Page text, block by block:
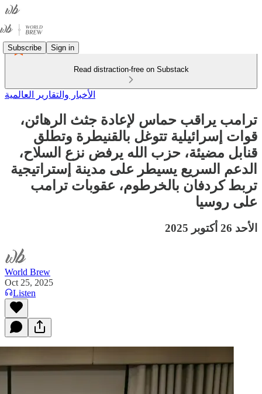
Subscribe Sign in
Read distraction-free on Substack
الأخبار والتقارير العالمية
ترامب يراقب حماس لإعادة جثث الرهائن،
قوات إسرائيلية تتوغل بالقنيطرة وتطلق
قنابل مضيئة، حزب الله يرفض نزع السلاح،
الدعم السريع يسيطر على مدينة إستراتيجية
تربط كردفان بالخرطوم، عقوبات ترامب
على روسيا
الأحد 26 أكتوبر 2025
World Brew
Oct 25, 2025
Listen